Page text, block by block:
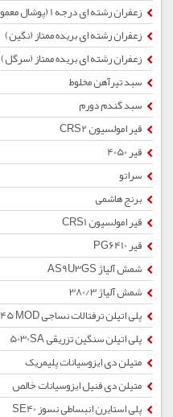
زعفران رشته ای درجه 1 (پوشال معمولی)
زعفران رشته ای بریده ممتاز (نگین)
زعفران رشته ای بریده ممتاز (سرگل)
سبد تیرآهن مخلوط
سبد گندم دورم
قیر امولسیون CRS2
قیر 4050
سراتو
برنج هاشمی
قیر امولسیون CRS1
قیر PG6410
شمش آلیاژ AS9U3GS
شمش آلیاژ 380/3
پلی اتیلن ترفتالات نساجی TG645 MOD
پلی اتیلن سنگین تزریقی 5030SA
متیلن دی ایزوسیانات پلیمریک
متیلن دی فنیل ایزوسیانات خالص
پلی استایرن انبساطی نسوز SE40